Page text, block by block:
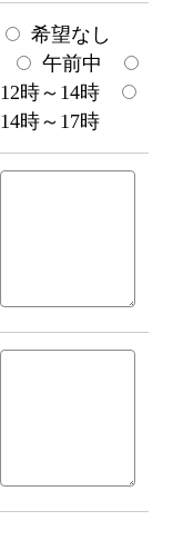
希望なし
午前中
12時～14時
14時～17時